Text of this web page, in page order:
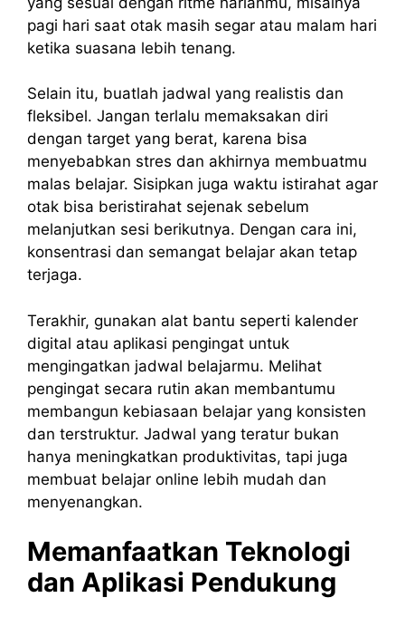
pagi hari saat otak masih segar atau malam hari
ketika suasana lebih tenang.
Selain itu, buatlah jadwal yang realistis dan
fleksibel. Jangan terlalu memaksakan diri
dengan target yang berat, karena bisa
menyebabkan stres dan akhirnya membuatmu
malas belajar. Sisipkan juga waktu istirahat agar
otak bisa beristirahat sejenak sebelum
melanjutkan sesi berikutnya. Dengan cara ini,
konsentrasi dan semangat belajar akan tetap
terjaga.
Terakhir, gunakan alat bantu seperti kalender
digital atau aplikasi pengingat untuk
mengingatkan jadwal belajarmu. Melihat
pengingat secara rutin akan membantumu
membangun kebiasaan belajar yang konsisten
dan terstruktur. Jadwal yang teratur bukan
hanya meningkatkan produktivitas, tapi juga
membuat belajar online lebih mudah dan
menyenangkan.
Memanfaatkan Teknologi
dan Aplikasi Pendukung